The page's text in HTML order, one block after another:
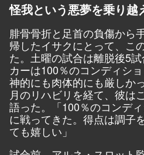
怪我という悪夢を乗り越
腓骨骨折と足首の負傷から
帰したイサクにとって、こ
た。土曜の試合は離脱後5
カーは100％のコンディシ
神的にも肉体的にも厳しか
月のリハビリを経て、彼は
語った。「100％のコンデ
に戦ってきた。得点は調子
ても嬉しい」